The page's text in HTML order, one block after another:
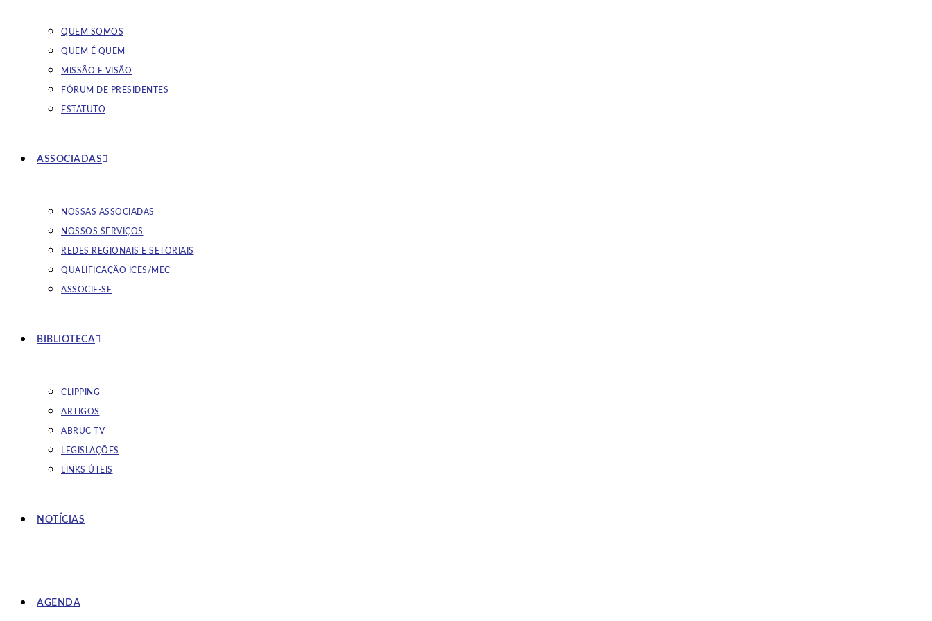
QUEM SOMOS
QUEM É QUEM
MISSÃO E VISÃO
FÓRUM DE PRESIDENTES
ESTATUTO
ASSOCIADAS
NOSSAS ASSOCIADAS
NOSSOS SERVIÇOS
REDES REGIONAIS E SETORIAIS
QUALIFICAÇÃO ICES/MEC
ASSOCIE-SE
BIBLIOTECA
CLIPPING
ARTIGOS
ABRUC TV
LEGISLAÇÕES
LINKS ÚTEIS
NOTÍCIAS
AGENDA